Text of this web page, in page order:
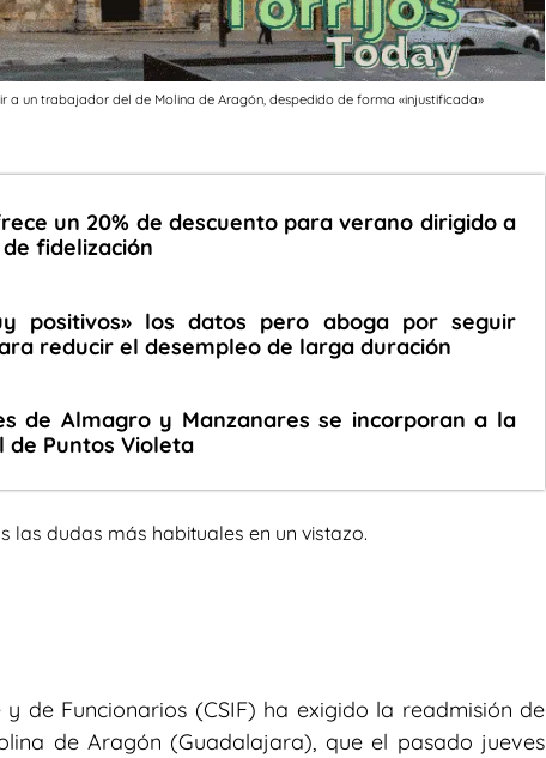
a un trabajador del de Molina de Aragón, despedido de forma «injustificada»
un 20% de descuento para verano dirigido a
fidelización
positivos» los datos pero aboga por seguir
reducir el desempleo de larga duración
de Almagro y Manzanares se incorporan a la
de Puntos Violeta
las dudas más habituales en un vistazo.
de Funcionarios (CSIF) ha exigido la readmisión de
de Aragón (Guadalajara), que el pasado jueves